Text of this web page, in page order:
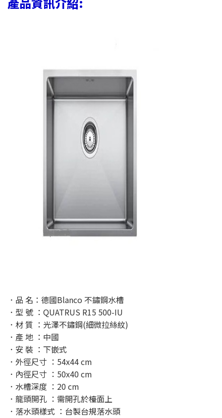
．品 名：德國Blanco 不鏽鋼水槽
．型 號 ：QUATRUS R15 500-IU
．材 質 ：光澤不鏽鋼(細微拉絲紋)
．產 地 ：中國
．安 裝 ：下嵌式
．外徑尺寸 ：54x44 cm
．內徑尺寸 ：50x40 cm
．水槽深度 ：20 cm
．龍頭開孔 ：需開孔於檯面上
．落水頭樣式 ：台製台規落水頭